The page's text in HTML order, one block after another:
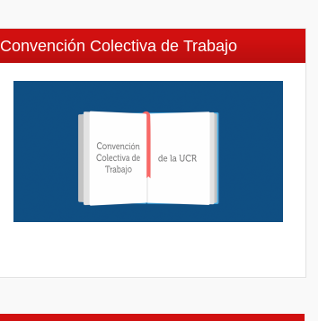
Convención Colectiva de Trabajo